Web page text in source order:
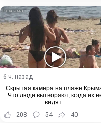
6 ч. назад
Скрытая камера на пляже
Что люди вытворяют, когда их
видят...
208
54 40